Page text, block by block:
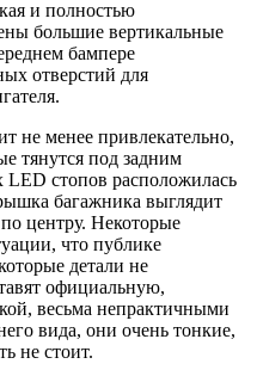
и полностью
большие вертикальные
бампере
отверстий для
не менее привлекательно,
тянутся под задним
стопов расположилась
багажника выглядит
центру. Некоторые
что публике
детали не
официальную,
весьма непрактичными
вида, они очень тонкие,
не стоит.